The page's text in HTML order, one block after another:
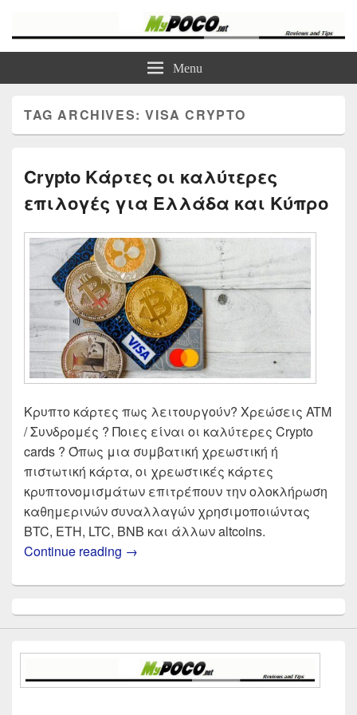
Τα καλύτερα Reviews , Συγκρίσεις , VPN , Webhosting
Menu
TAG ARCHIVES:VISA CRYPTO
Crypto Κάρτες οι καλύτερες
επιλογές για Ελλάδα και Κύπρο
Κρυπτο κάρτες πως λειτουργούν? Χρεώσεις ATM
/ Συνδρομές ? Ποιες είναι οι καλύτερες Crypto
cards ? Όπως μια συμβατική χρεωστική ή
πιστωτική κάρτα, οι χρεωστικές κάρτες
κρυπτονομισμάτων επιτρέπουν την ολοκλήρωση
καθημερινών συναλλαγών χρησιμοποιώντας
BTC, ETH, LTC, BNB και άλλων altcoins.
Continue reading Crypto Κάρτες οι καλύτερες
→
Sidebar
Widget